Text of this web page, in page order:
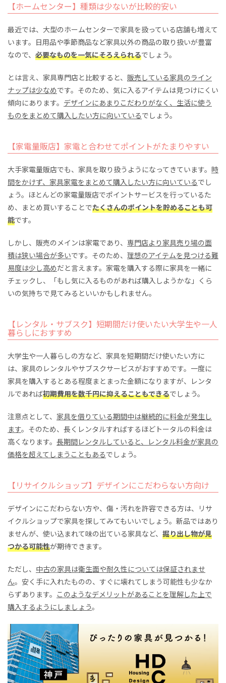
【ホームセンター】種類は少ないが比較的安い
最近では、大型のホームセンターで家具を扱っている店舗も増えて
います。日用品や季節商品など家具以外の商品の取り扱いが豊富
なので、 必要なものを一気にそろえられるでしょう。
とは言え、家具専門店と比較すると、 販売している家具のライン
ナップは少なめです。そのため、気に入るアイテムは見つけにくい
傾向にあります。 デザインにあまりこだわりがなく、生活に使う
ものをまとめて購入したい方に向いているでしょう。
【家電量販店】家電と合わせてポイントがたまりやすい
大手家電量販店でも、家具を取り扱うようになってきています。 時
間をかけず、家具家電をまとめて購入したい方に向いているでし
ょう。ほとんどの家電量販店でポイントサービスを行っているた
め、まとめ買いすることでたくさんのポイントを貯めることも可
能です。
しかし、販売のメインは家電であり、 専門店より家具売り場の面
積は狭い場合が多いです。そのため、 理想のアイテムを見つける難
易度は少し高めだと言えます。家電を購入する際に家具を一緒に
チェックし、「もし気に入るものがあれば購入しようかな」くら
いの気持ちで見てみるといいかもしれません。
【レンタル・サブスク】短期間だけ使いたい大学生や一人
暮らしにおすすめ
大学生や一人暮らしの方など、家具を短期間だけ使いたい方に
は、家具のレンタルやサブスクサービスがおすすめです。一度に
家具を購入するとある程度まとまった金額になりますが、レンタ
ルであれば初期費用を数千円に抑えることもできるでしょう。
注意点として、 家具を借りている期間中は継続的に料金が発生し
ます。そのため、長くレンタルすればするほどトータルの料金は
高くなります。 長期間レンタルしていると、レンタル料金が家具の
価格を超えてしまうこともあるでしょう。
【リサイクルショップ】デザインにこだわらない方向け
デザインにこだわらない方や、傷・汚れを許容できる方は、リサ
イクルショップで家具を探してみてもいいでしょう。新品ではあり
ませんが、使い込まれて味の出ている家具など、 掘り出し物が見
つかる可能性が期待できます。
ただし、 中古の家具は衛生面や耐久性については保証されませ
ん。安く手に入れたものの、すぐに壊れてしまう可能性も少なか
らずあります。 このようなデメリットがあることを理解した上で
購入するようにしましょう。